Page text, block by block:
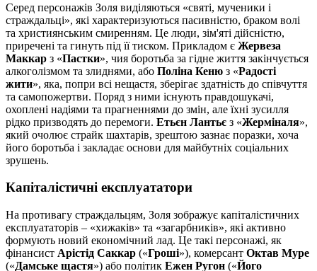
Серед персонажів Золя виділяються «святі, мученики і
страждальці», які характеризуються пасивністю, браком волі
та християнським смиренням. Це люди, зім'яті дійсністю,
приречені та гинуть під її тиском. Прикладом є Жервеза
Маккар з «Пастки», чия боротьба за гідне життя закінчується
алкоголізмом та злиднями, або Поліна Кеню з «Радості
жити», яка, попри всі нещастя, зберігає здатність до співчуття
та самопожертви. Поряд з ними існують правдошукачі,
охоплені надіями та прагненнями до змін, але їхні зусилля
рідко призводять до перемоги. Етьєн Лантьє з «Жерміналя»,
який очолює страйк шахтарів, зрештою зазнає поразки, хоча
його боротьба і закладає основи для майбутніх соціальних
зрушень.
Капіталістичні експлуататори
На противагу страждальцям, Золя зображує капіталістичних
експлуататорів – «хижаків» та «загарбників», які активно
формують новий економічний лад. Це такі персонажі, як
фінансист Арістід Саккар («Гроші»), комерсант Октав Муре
(«Дамське щастя») або політик Ежен Ругон («Його